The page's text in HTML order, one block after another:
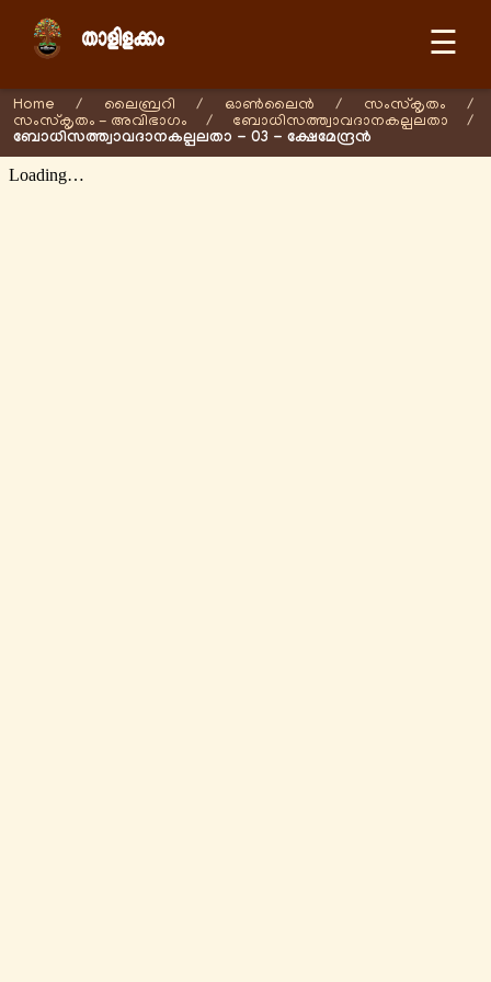
☰
Home / ലൈബ്രറി / ഓണ്‍ലൈന്‍ / സംസ്കൃതം
/
സംസ്കൃതം - അവിഭാഗം
/ ബോധിസത്ത്വാവദാനകല്പലതാ /
ബോധിസത്ത്വാവദാനകല്പലതാ - 03 - ക്ഷേമേന്ദ്രന്‍